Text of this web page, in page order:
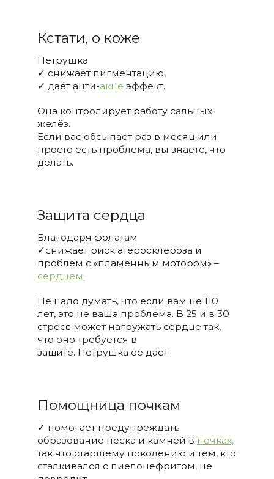
Кстати, о коже
Петрушка
✓ снижает пигментацию,
✓ даёт анти-акне эффект.
Она контролирует работу сальных
желёз.
Если вас обсыпает раз в месяц или
просто есть проблема, вы знаете, что
делать.
Защита сердца
Благодаря фолатам
✓снижает риск атеросклероза и
проблем с «пламенным мотором» –
сердцем.
Не надо думать, что если вам не 110
лет, это не ваша проблема. В 25 и в 30
стресс может нагружать сердце так,
что оно требуется в
защите. Петрушка её даёт.
Помощница почкам
✓ помогает предупреждать
образование песка и камней в почках,
так что старшему поколению и тем, кто
сталкивался с пиелонефритом, не